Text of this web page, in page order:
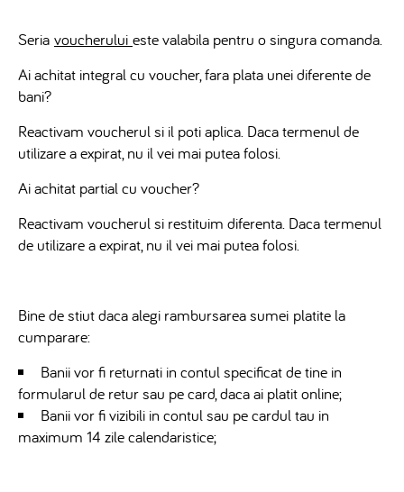
Seria voucherului este valabila pentru o singura comanda.
Ai achitat integral cu voucher, fara plata unei diferente de
bani?
Reactivam voucherul si il poti aplica. Daca termenul de
utilizare a expirat, nu il vei mai putea folosi.
Ai achitat partial cu voucher?
Reactivam voucherul si restituim diferenta. Daca termenul
de utilizare a expirat, nu il vei mai putea folosi.
Bine de stiut daca alegi rambursarea sumei platite la
cumparare:
Banii vor fi returnati in contul specificat de tine in
formularul de retur sau pe card, daca ai platit online;
Banii vor fi vizibili in contul sau pe cardul tau in
maximum 14 zile calendaristice;